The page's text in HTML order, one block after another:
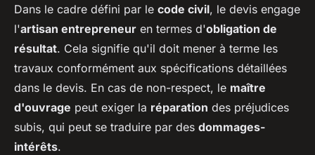
Dans le cadre défini par le code civil, le devis engage
l'artisan entrepreneur en termes d'obligation de
résultat. Cela signifie qu'il doit mener à terme les
travaux conformément aux spécifications détaillées
dans le devis. En cas de non-respect, le maître
d'ouvrage peut exiger la réparation des préjudices
subis, qui peut se traduire par des dommages-
intérêts.